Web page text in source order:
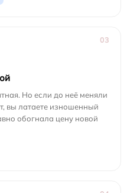
03
Но если до неё меняли
вы латаете изношенный
обогнала цену новой